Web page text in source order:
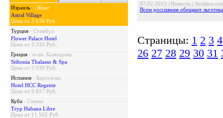
Израиль - Эйлат
Astral Village
Цена от 3 636 Руб.
Турция - Стамбул
Flower Palace Hotel
Цена от 3 333 Руб.
Греция - п-ов. Халкидики
Sithonia Thalasso & Spa
Цена от 5 939 Руб.
Испания - Барселона
Hotel HCC Regente
Цена от 9 817 Руб.
Куба - Гавана
Tryp Habana Libre
Цена от 11 502 Руб.
07.02.2013 | Новость |
Всем россиянам обещают
Страницы: 1 2 3 4
26 27 28 29 30 31